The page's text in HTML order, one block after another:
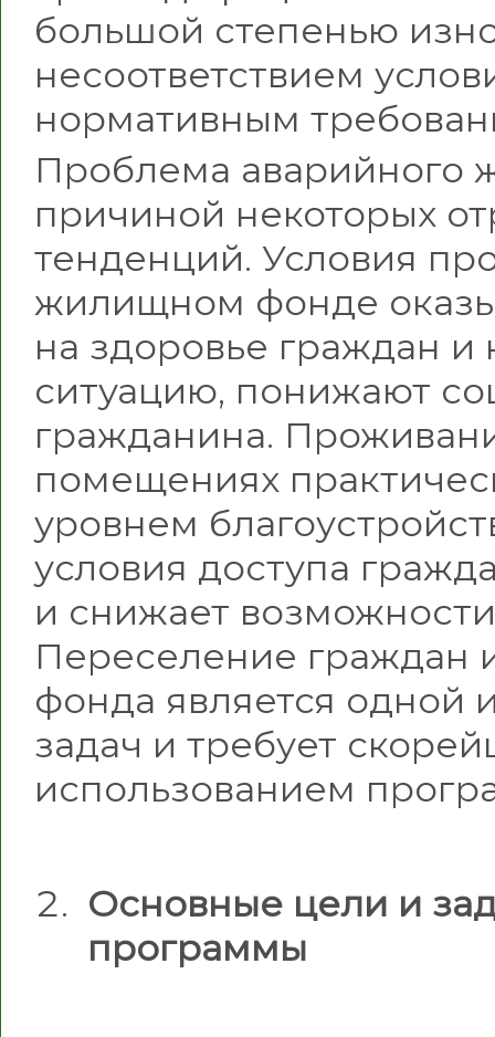
большой степенью
несоответствием
нормативным
Проблема аварийного
причиной некоторых
тенденций. Условия
жилищном фонде
на здоровье граждан
ситуацию, понижают
гражданина.
помещениях
уровнем
условия доступа
и снижает
Переселение граждан
фонда является одной
задач и требует
использованием
Основные цели и
программы